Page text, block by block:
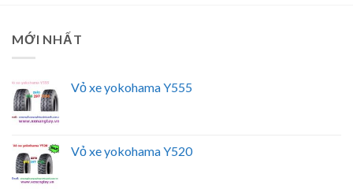
MỚI NHẤT
Vỏ xe yokohama Y555
Vỏ xe yokohama Y520